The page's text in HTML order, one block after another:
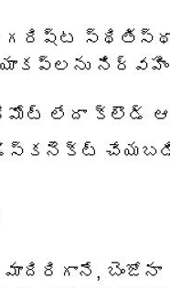
లేదా క్లౌడ్
డిస్‌కనెక్ట్
బెంజోనా